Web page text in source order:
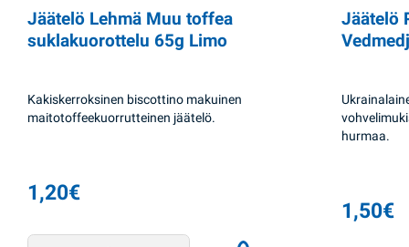
Jäätelö Lehmä Muu toffea
suklakuorottelu 65g Limo
Kakiskerroksinen biscottino makuinen
maitotoffeekuorrutteinen jäätelö.
1,20€
Jäätelö Lehmä Muu toffea suklakuorottelu 65g Limo quantity
Jäätelö
hurmaa.
1,50€